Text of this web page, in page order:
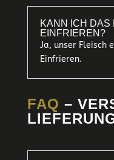
KANN ICH DAS
EINFRIEREN?
Ja, unser Fleisch
Einfrieren.
FAQ –